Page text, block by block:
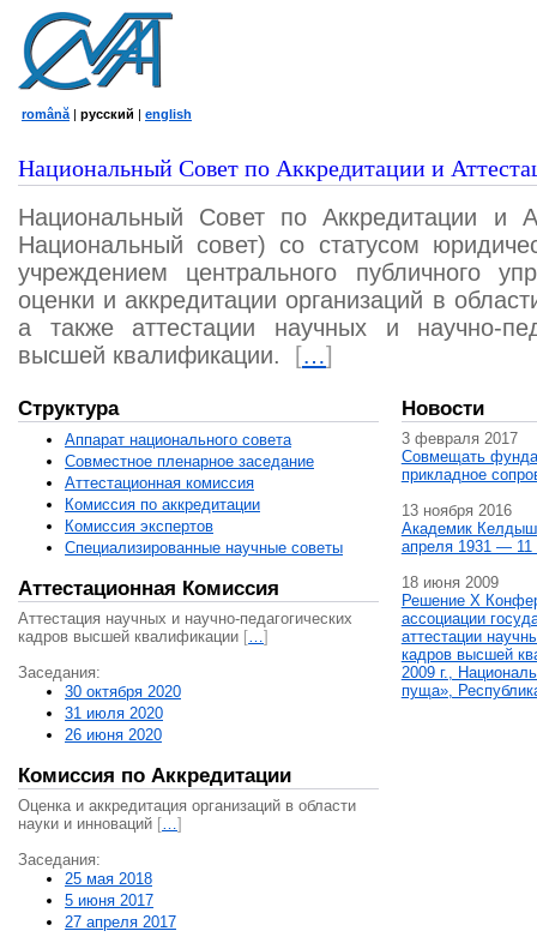
română | русский | english
Национальный Совет по Аккредитации и
Национальный Совет по Аккредитации и
Национальный совет) со статусом
учреждением центрального публичного
оценки и аккредитации организаций в
а также аттестации научных и научно-
высшей квалификации.
[…]
Структура
Аппарат национального совета
Совместное пленарное заседание
Аттестационная комисcия
Комиссия по аккредитации
Комиссия экспертов
Специализированные научные советы
Аттестационная Комиссия
Аттестация научных и научно-педагогических
кадров высшей квалификации […]
Заседания:
30 октября 2020
31 июля 2020
26 июня 2020
Комиссия по Аккредитации
Оценка и аккредитация организаций в области
науки и инноваций […]
Заседания:
25 мая 2018
5 июня 2017
27 апреля 2017
Новости
3 февраля 2017
Совмещать
прикладное
13 ноября 2016
Академик
апреля 1931 — 11
18 июня 2009
Решение X
ассоциации
аттестации
кадров высшей
2009 г.,
пуща»,